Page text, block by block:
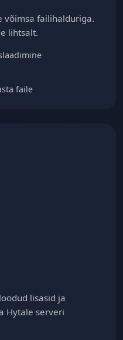
võimsa failihalduriga.
lihtsalt.
faile
lisasid ja
Hytale serveri